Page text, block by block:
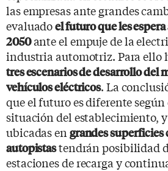
las empresas ante grandes
evaluadoel futuro que les espera
2050ante el empuje de la
industria automotriz. Para ello
tres escenarios de desarrollo del
vehículos eléctricos. La
que el futuro es diferente
situación del establecimiento,
ubicadas en grandes superficies
autopistastendrán posibilidad
estaciones de recarga y